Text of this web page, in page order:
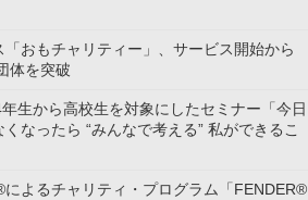
おもチャリティー」、サービス開始から
体を突破
生から高校生を対象にしたセミナー「今日
なったら “みんなで考える” 私ができるこ
よるチャリティ・プログラム「FENDER®︎